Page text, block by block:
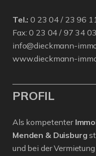
Tel.: 0 23 04 / 23 96
Fax: 0 23 04 / 97 34 03
info@dieckmann-
www.dieckmann-
PROFIL
Als kompetenter
Menden & Duisburg
und bei der